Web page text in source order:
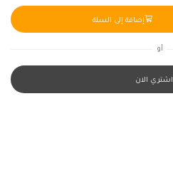
إضافة إلى السلة
أو
اشتري الان